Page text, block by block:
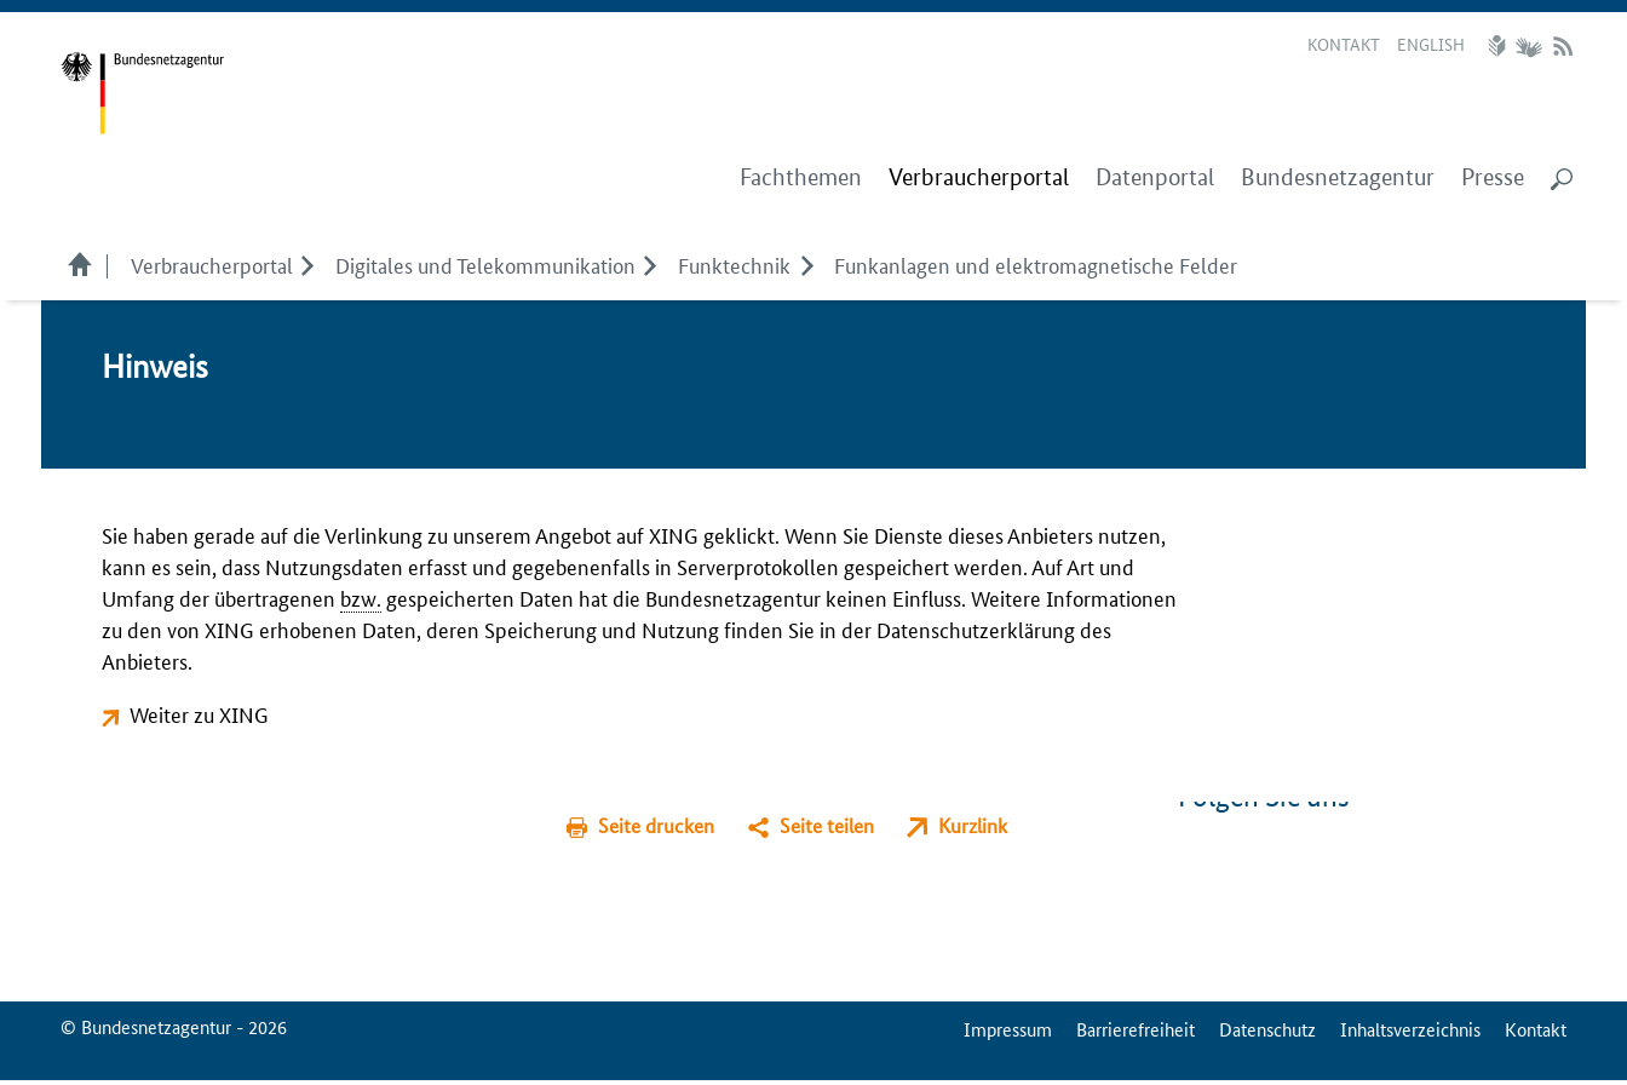
KONTAKT ENGLISH
Fachthemen Verbraucherportal Datenportal Bundesnetzagentur Presse
Verbraucherportal Digitales und Telekommunikation Funktechnik Funkanlagen und elektromagnetische Felder
Hin­weis
Sie haben gerade auf die Verlinkung zu unserem Angebot auf XING geklickt. Wenn Sie Dienste dieses Anbieters nutzen,
kann es sein, dass Nutzungsdaten erfasst und gegebenenfalls in Serverprotokollen gespeichert werden. Auf Art und
Umfang der übertragenen bzw. gespeicherten Daten hat die Bundesnetzagentur keinen Einfluss. Weitere Informationen
zu den von XING erhobenen Daten, deren Speicherung und Nutzung finden Sie in der Datenschutzerklärung des
Anbieters.
Weiter zu XING
Seite drucken Seite teilen Kurzlink
Folgen Sie uns
© Bundesnetzagentur - 2026 ServiceMenuImpressum Barrierefreiheit Datenschutz Inhaltsverzeichnis Kontakt